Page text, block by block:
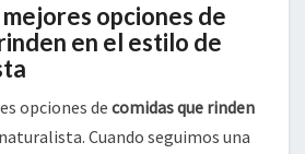
opciones de
en el estilo de
opciones de comidas que rinden
Cuando seguimos una